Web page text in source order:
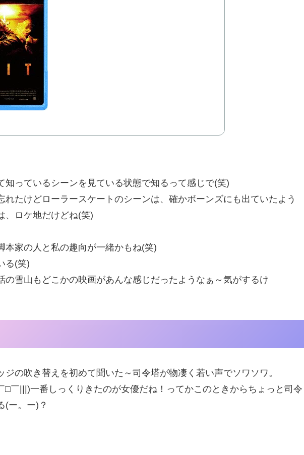
知っているシーンを見ている状態で知るって感じで(笑)
れたけどローラースケートのシーンは、確かボーンズにも出ていたよう
ロケ地だけどね(笑)
本家の人と私の趣向が一緒かもね(笑)
る(笑)
の雪山もどこかの映画があんな感じだったようなぁ～気がするけ
ジの吹き替えを初めて聞いた～司令塔が物凄く若い声でソワソワ。
□￣|||)一番しっくりきたのが女優だね！ってかこのときからちょっと司令
(ー。ー)？